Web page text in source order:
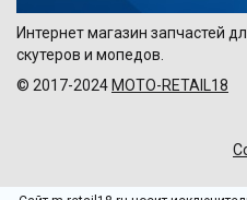
Интернет магазин запчастей
скутеров и мопедов.
© 2017-2024 MOTO-RETAIL18